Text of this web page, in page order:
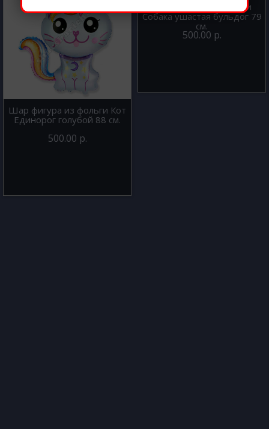
Шар фигура из фольги Кот
Единорог голубой 88 см.
500.00 р.
Шар фигура из фольги
Собака ушастая бульдог 79
см.
500.00 р.